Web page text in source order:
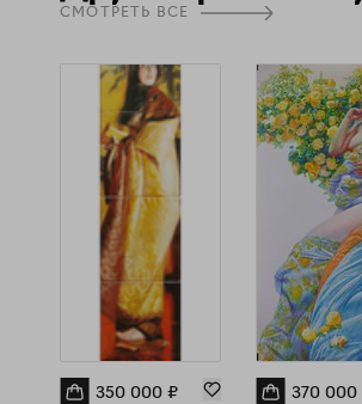
СМОТРЕТЬ ВСЕ
350 000 ₽ 370 000